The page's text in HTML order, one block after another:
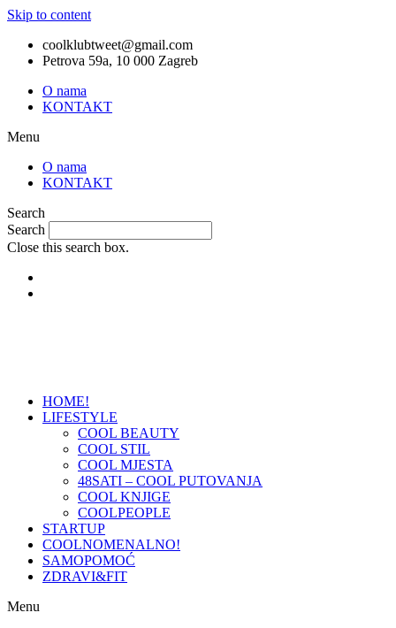
Skip to content
coolklubtweet@gmail.com
Petrova 59a, 10 000 Zagreb
O nama
KONTAKT
Menu
O nama
KONTAKT
Search
Search
Close this search box.
HOME!
LIFESTYLE
COOL BEAUTY
COOL STIL
COOL MJESTA
48SATI – COOL PUTOVANJA
COOL KNJIGE
COOLPEOPLE
STARTUP
COOLNOMENALNO!
SAMOPOMOĆ
ZDRAVI&FIT
Menu